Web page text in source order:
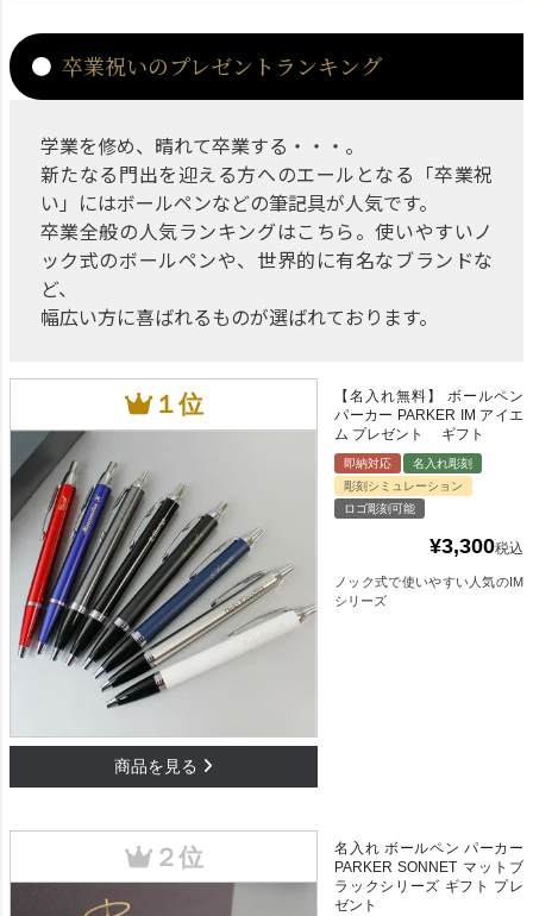
卒業祝いのプレゼントランキング
学業を修め、晴れて卒業する・・・。
新たなる門出を迎える方へのエールとなる「卒業祝
い」にはボールペンなどの筆記具が人気です。
卒業全般の人気ランキングはこちら。使いやすいノ
ック式のボールペンや、世界的に有名なブランドな
ど、
幅広い方に喜ばれるものが選ばれております。
【名入れ無料】 ボールペン
パーカー PARKER IM アイエ
ム プレゼント ギフト
即納対応
名入れ彫刻
彫刻シミュレーション
ロゴ彫刻可能
¥3,300税込
ノック式で使いやすい人気のIM
シリーズ
名入れ ボールペン パーカー
PARKER SONNET マットブ
ラックシリーズ ギフト プレ
ゼント